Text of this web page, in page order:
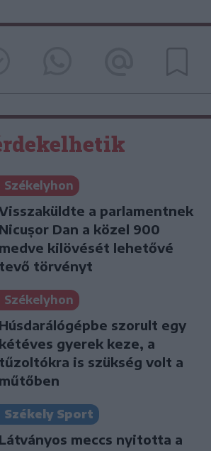
Székelyhon
a parlamentnek
Nicușor Dan a közel 900
medve kilövését lehetővé
tevő törvényt
Székelyhon
Húsdarálógépbe szorult egy
kétéves gyerek keze, a
tűzoltókra is szükség volt a
műtőben
Székely Sport
Látványos meccs nyitotta a